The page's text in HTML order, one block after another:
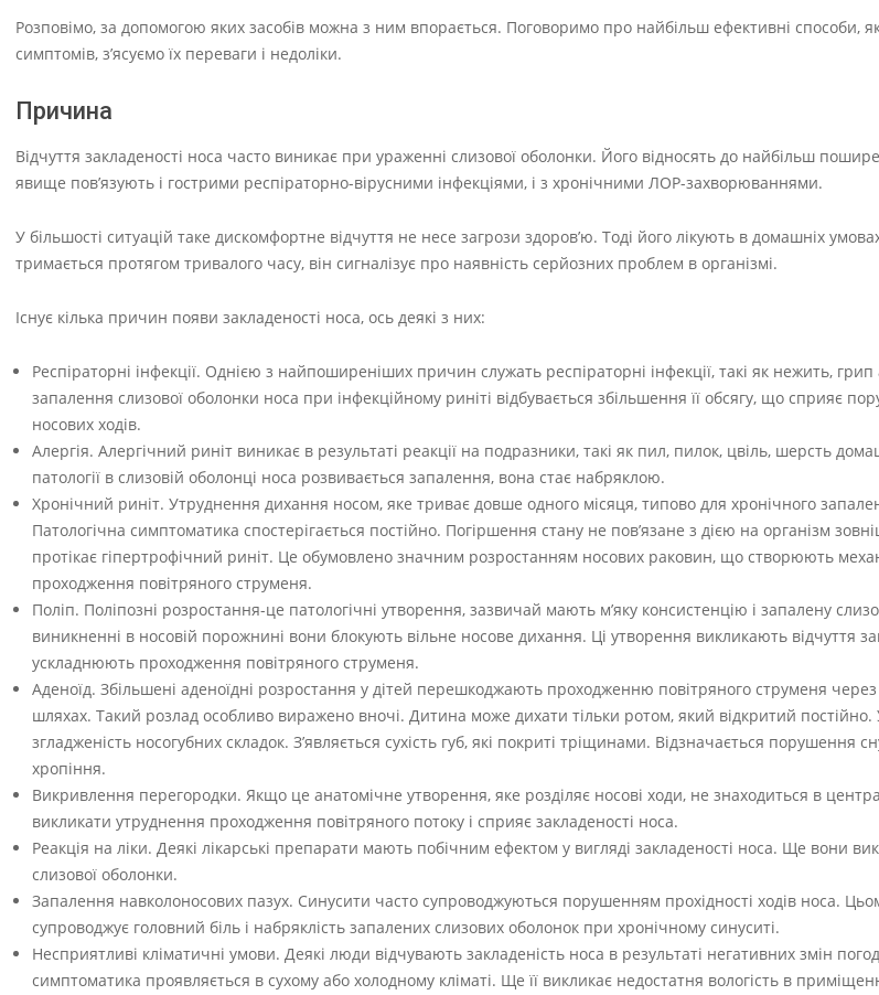
Розповімо, за допомогою яких засобів можна з ним впорається. Поговоримо про найбільш ефективні способи,
симптомів, з’ясуємо їх переваги і недоліки.
Причина
Відчуття закладеності носа часто виникає при ураженні слизової оболонки. Його відносять до найбільш
явище пов’язують і гострими респіраторно-вірусними інфекціями, і з хронічними ЛОР-захворюваннями.
У більшості ситуацій таке дискомфортне відчуття не несе загрози здоров’ю. Тоді його лікують в домашніх
тримається протягом тривалого часу, він сигналізує про наявність серйозних проблем в організмі.
Існує кілька причин появи закладеності носа, ось деякі з них:
Респіраторні інфекції. Однією з найпоширеніших причин служать респіраторні інфекції, такі як нежить, грип
запалення слизової оболонки носа при інфекційному риніті відбувається збільшення її обсягу, що сприяє
носових ходів.
Алергія. Алергічний риніт виникає в результаті реакції на подразники, такі як пил, пилок, цвіль, шерсть
патології в слизовій оболонці носа розвивається запалення, вона стає набряклою.
Хронічний риніт. Утруднення дихання носом, яке триває довше одного місяця, типово для хронічного
Патологічна симптоматика спостерігається постійно. Погіршення стану не пов’язане з дією на організм
протікає гіпертрофічний риніт. Це обумовлено значним розростанням носових раковин, що створюють
проходження повітряного струменя.
Поліп. Поліпозні розростання-це патологічні утворення, зазвичай мають м’яку консистенцію і запалену
виникненні в носовій порожнині вони блокують вільне носове дихання. Ці утворення викликають відчуття
ускладнюють проходження повітряного струменя.
Аденоїд. Збільшені аденоїдні розростання у дітей перешкоджають проходженню повітряного струменя
шляхах. Такий розлад особливо виражено вночі. Дитина може дихати тільки ротом, який відкритий постійно.
згладженість носогубних складок. З’являється сухість губ, які покриті тріщинами. Відзначається порушення
хропіння.
Викривлення перегородки. Якщо це анатомічне утворення, яке розділяє носові ходи, не знаходиться в
викликати утруднення проходження повітряного потоку і сприяє закладеності носа.
Реакція на ліки. Деякі лікарські препарати мають побічним ефектом у вигляді закладеності носа. Ще вони
слизової оболонки.
Запалення навколоносових пазух. Синусити часто супроводжуються порушенням прохідності ходів носа.
супроводжує головний біль і набряклість запалених слизових оболонок при хронічному синуситі.
Несприятливі кліматичні умови. Деякі люди відчувають закладеність носа в результаті негативних змін
симптоматика проявляється в сухому або холодному кліматі. Ще її викликає недостатня вологість в